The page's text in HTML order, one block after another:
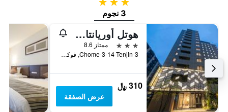
3 نجوم
هوتل أوريانتال إكسبرس فوكوكا تينجين
3 نجوم
ممتاز 8.6
3-Chome-3-14 Tenjin, فوكوكا, اليابان
310 ﷼
عرض الصفقة